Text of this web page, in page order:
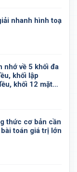
nhanh hình toạ
nhớ về 5 khối đa
khối lập
khối 12 mặt
thức cơ bản cần
toán giá trị lớn